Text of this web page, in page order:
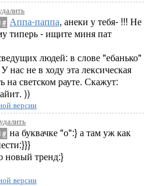
# Аппа-паппа, анеки у тебя- !!! Не
типерь - ищите миня пат
людей: в слове "ебанько"
нас не в ходу эта лексическая
светском рауте. Скажут:
))
версии
удалить
# на буквачке "о":} а там уж как
новый тренд:}
версии